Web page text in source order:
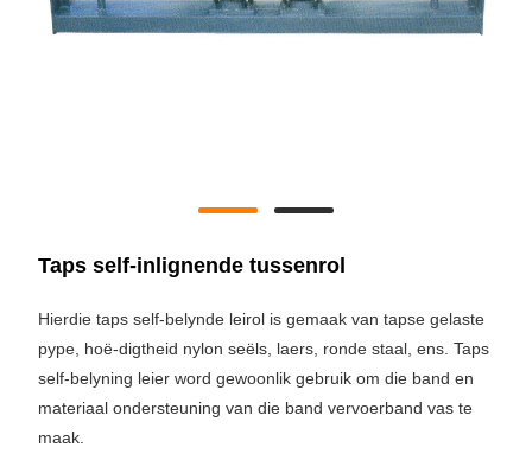
Taps self-inlignende tussenrol
Hierdie taps self-belynde leirol is gemaak van tapse gelaste
pype, hoë-digtheid nylon seëls, laers, ronde staal, ens. Taps
self-belyning leier word gewoonlik gebruik om die band en
materiaal ondersteuning van die band vervoerband vas te
maak.